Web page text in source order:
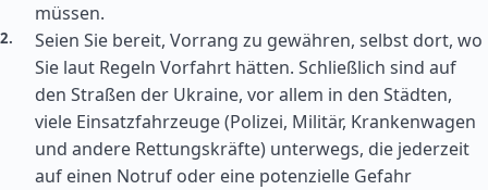
müssen.
Seien Sie bereit, Vorrang zu gewähren, selbst dort, wo
Sie laut Regeln Vorfahrt hätten. Schließlich sind auf
den Straßen der Ukraine, vor allem in den Städten,
viele Einsatzfahrzeuge (Polizei, Militär, Krankenwagen
und andere Rettungskräfte) unterwegs, die jederzeit
auf einen Notruf oder eine potenzielle Gefahr